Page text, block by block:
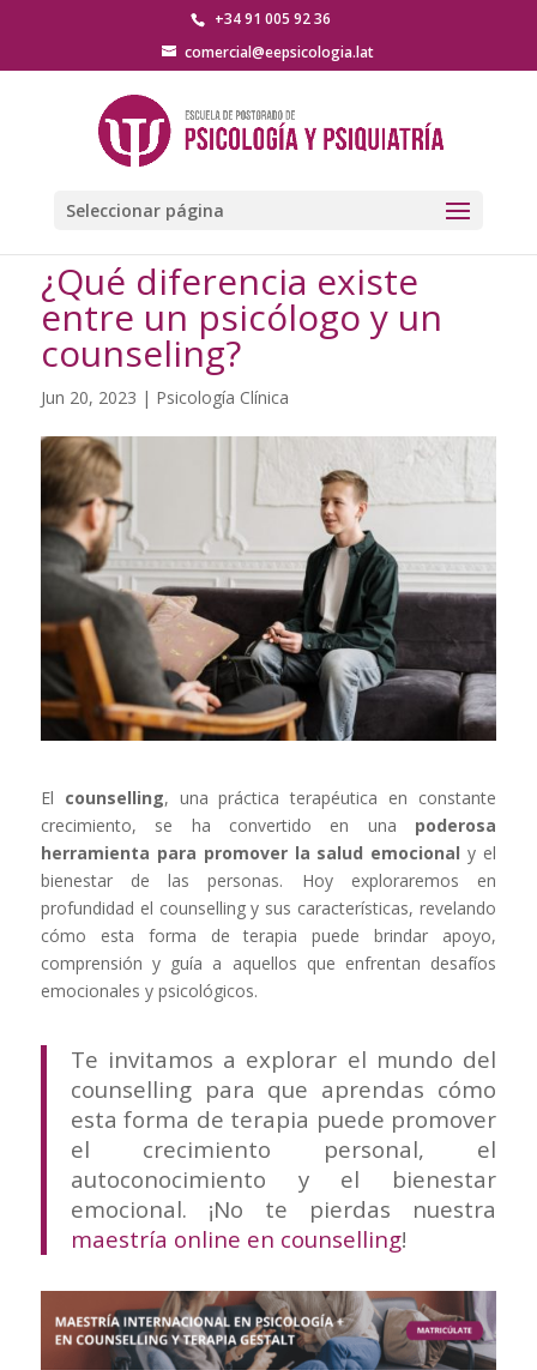
+34 91 005 92 36
comercial@eepsicologia.lat
Seleccionar página
¿Qué diferencia existe
entre un psicólogo y un
counseling?
Jun 20, 2023 | Psicología Clínica
El counselling, una práctica terapéutica en constante
crecimiento, se ha convertido en una poderosa
herramienta para promover la salud emocional y el
bienestar de las personas. Hoy exploraremos en
profundidad el counselling y sus características, revelando
cómo esta forma de terapia puede brindar apoyo,
comprensión y guía a aquellos que enfrentan desafíos
emocionales y psicológicos.
Te invitamos a explorar el mundo del
counselling para que aprendas cómo
esta forma de terapia puede promover
el crecimiento personal, el
autoconocimiento y el bienestar
emocional. ¡No te pierdas nuestra
maestría online en counselling!